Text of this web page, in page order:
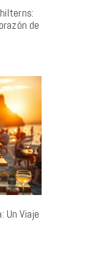
de
Un Viaje